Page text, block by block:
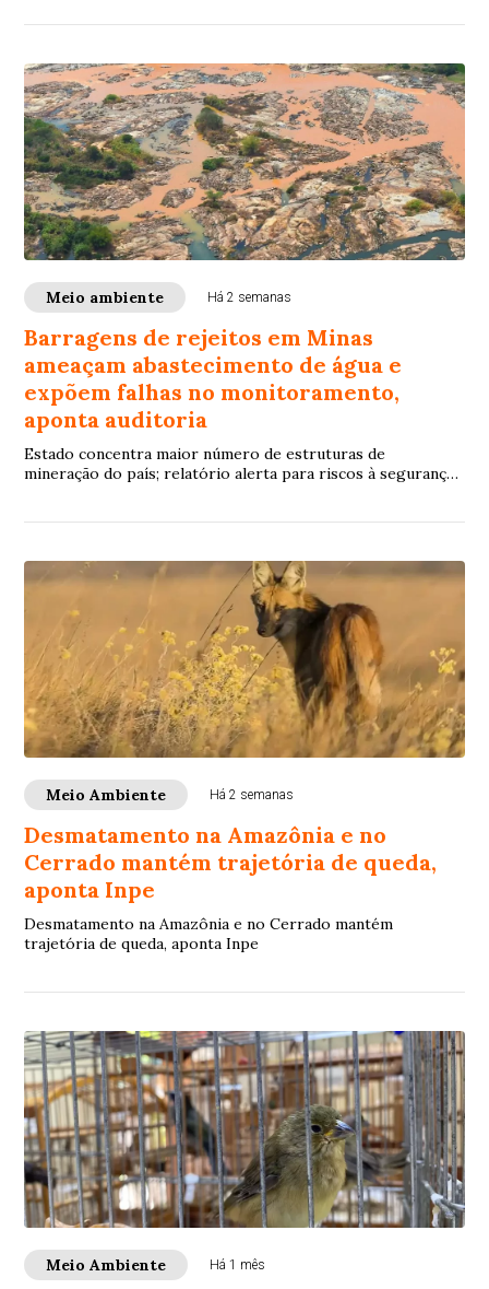
Meio ambiente Há 2 semanas
Barragens de rejeitos em Minas
ameaçam abastecimento de água e
expõem falhas no monitoramento,
aponta auditoria
Estado concentra maior número de estruturas de
mineração do país; relatório alerta para riscos à segurança
Meio Ambiente Há 2 semanas
Desmatamento na Amazônia e no
Cerrado mantém trajetória de queda,
aponta Inpe
Desmatamento na Amazônia e no Cerrado mantém
trajetória de queda, aponta Inpe
Meio Ambiente Há 1 mês